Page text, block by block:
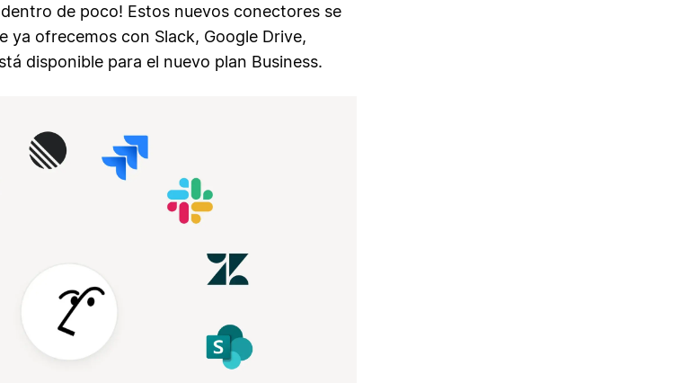
de poco! Estos nuevos conectores se
ya ofrecemos con Slack, Google Drive,
disponible para el nuevo plan Business.